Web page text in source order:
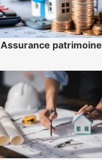
Assurance patrimoine